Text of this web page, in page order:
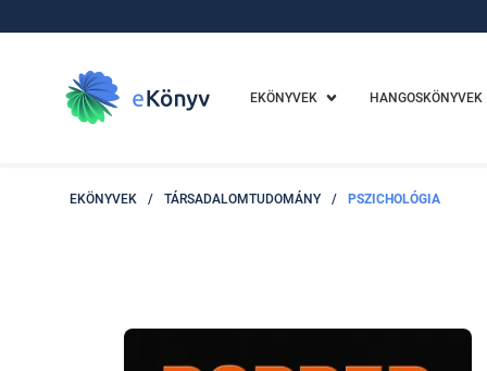
EKÖNYVEK HANGOSKÖNYVEK
EKÖNYVEK / TÁRSADALOMTUDOMÁNY / PSZICHOLÓGIA